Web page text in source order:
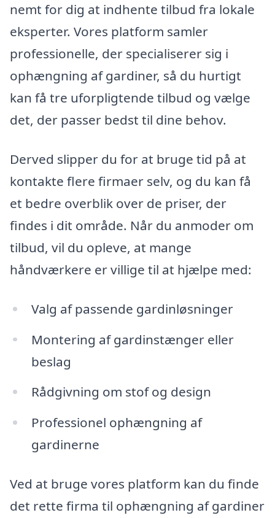
nemt for dig at indhente tilbud fra lokale
eksperter. Vores platform samler
professionelle, der specialiserer sig i
ophængning af gardiner, så du hurtigt
kan få tre uforpligtende tilbud og vælge
det, der passer bedst til dine behov.
Derved slipper du for at bruge tid på at
kontakte flere firmaer selv, og du kan få
et bedre overblik over de priser, der
findes i dit område. Når du anmoder om
tilbud, vil du opleve, at mange
håndværkere er villige til at hjælpe med:
Valg af passende gardinløsninger
Montering af gardinstænger eller
beslag
Rådgivning om stof og design
Professionel ophængning af
gardinerne
Ved at bruge vores platform kan du finde
det rette firma til ophængning af gardiner